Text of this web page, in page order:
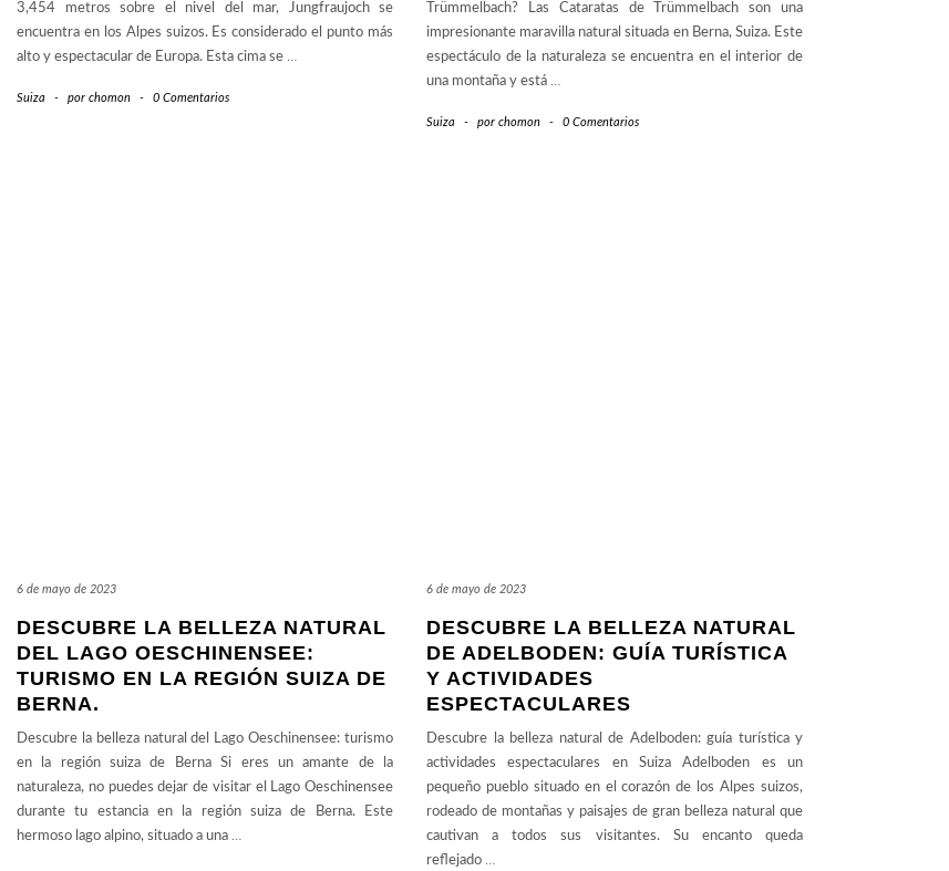
3,454 metros sobre el nivel del mar, Jungfraujoch se
encuentra en los Alpes suizos. Es considerado el punto más
alto y espectacular de Europa. Esta cima se …
Suiza - por chomon - 0 Comentarios
Trümmelbach? Las Cataratas de Trümmelbach son una
impresionante maravilla natural situada en Berna, Suiza. Este
espectáculo de la naturaleza se encuentra en el interior de
una montaña y está …
Suiza - por chomon - 0 Comentarios
6 de mayo de 2023
DESCUBRE LA BELLEZA NATURAL
DEL LAGO OESCHINENSEE:
TURISMO EN LA REGIÓN SUIZA DE
BERNA.
Descubre la belleza natural del Lago Oeschinensee: turismo
en la región suiza de Berna Si eres un amante de la
naturaleza, no puedes dejar de visitar el Lago Oeschinensee
durante tu estancia en la región suiza de Berna. Este
hermoso lago alpino, situado a una …
6 de mayo de 2023
DESCUBRE LA BELLEZA NATURAL
DE ADELBODEN: GUÍA TURÍSTICA
Y ACTIVIDADES
ESPECTACULARES
Descubre la belleza natural de Adelboden: guía turística y
actividades espectaculares en Suiza Adelboden es un
pequeño pueblo situado en el corazón de los Alpes suizos,
rodeado de montañas y paisajes de gran belleza natural que
cautivan a todos sus visitantes. Su encanto queda
reflejado …